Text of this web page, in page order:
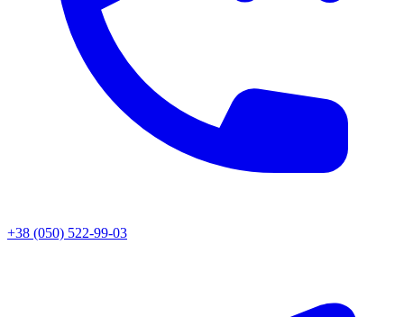
+38 (050) 522-99-03